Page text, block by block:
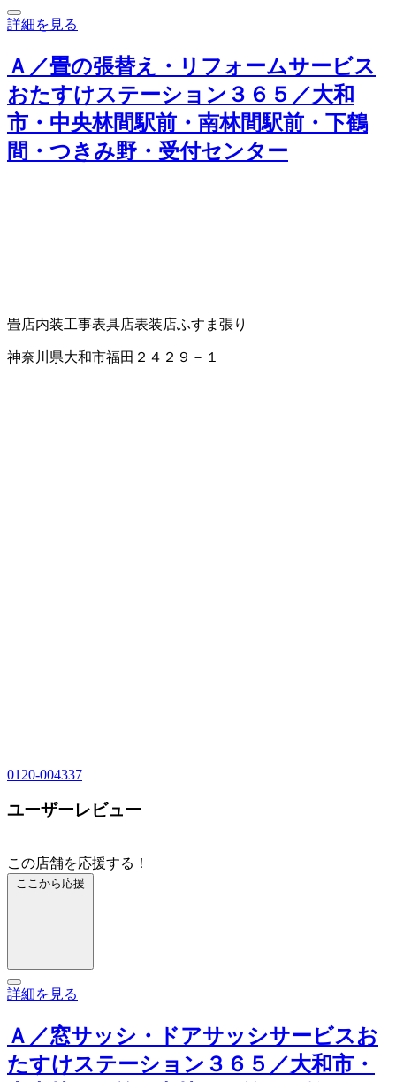
詳細を見る
Ａ／畳の張替え・リフォームサービス
おたすけステーション３６５／大和
市・中央林間駅前・南林間駅前・下鶴
間・つきみ野・受付センター
畳店内装工事表具店表装店ふすま張り
神奈川県大和市福田２４２９－１
0120-004337
ユーザーレビュー
この店舗を応援する！
ここから応援
詳細を見る
Ａ／窓サッシ・ドアサッシサービスお
たすけステーション３６５／大和市・